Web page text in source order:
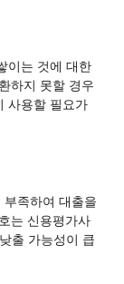
이는 것에 대한
하지 못할 경우
사용할 필요가
족하여 대출을
는 신용평가사
출 가능성이 큽